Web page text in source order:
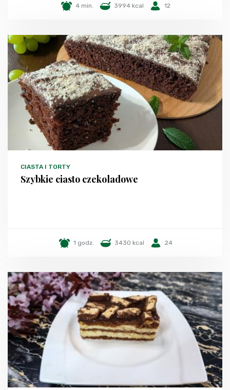
4 min. 3994 kcal 12
CIASTA I TORTY
Szybkie ciasto czekoladowe
1 godz. 3430 kcal 24